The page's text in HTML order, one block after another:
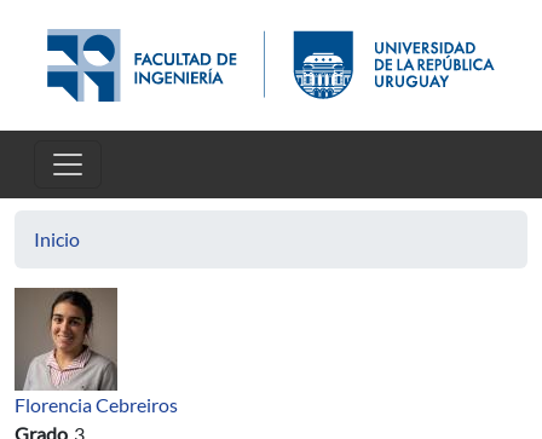
Inicio
Florencia Cebreiros
Grado 3